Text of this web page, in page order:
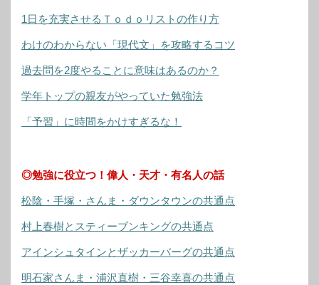
1日を充実させるＴｏｄｏリストの作り方
わけのわからない「現代文」を攻略するコツ
過去問を2度やることに意味はあるのか？
学年トップの親友がやっていた勉強法
「予習」に時間をかけすぎるな！
◎勉強に役立つ！偉人・天才・有名人の話
松陰・手塚・さんま・ダウンタウンの共通点
村上春樹とスティーブンキングの共通点
アインシュタインとザッカーバーグの共通点
明石家さんま・浦沢直樹・三谷幸喜の共通点